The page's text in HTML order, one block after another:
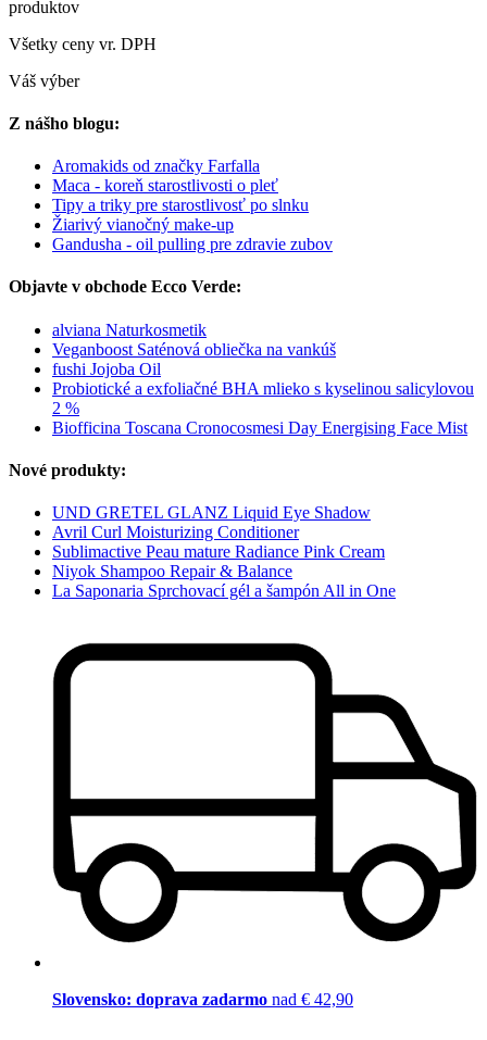
produktov
Všetky ceny vr. DPH
Váš výber
Z nášho blogu:
Aromakids od značky Farfalla
Maca - koreň starostlivosti o pleť
Tipy a triky pre starostlivosť po slnku
Žiarivý vianočný make-up
Gandusha - oil pulling pre zdravie zubov
Objavte v obchode Ecco Verde:
alviana Naturkosmetik
Veganboost Saténová obliečka na vankúš
fushi Jojoba Oil
Probiotické a exfoliačné BHA mlieko s kyselinou salicylovou
2 %
Biofficina Toscana Cronocosmesi Day Energising Face Mist
Nové produkty:
UND GRETEL GLANZ Liquid Eye Shadow
Avril Curl Moisturizing Conditioner
Sublimactive Peau mature Radiance Pink Cream
Niyok Shampoo Repair & Balance
La Saponaria Sprchovací gél a šampón All in One
Slovensko: doprava zadarmo nad € 42,90